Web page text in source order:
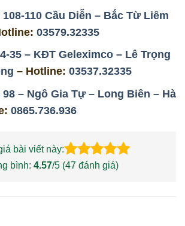
110 Cầu Diễn – Bắc Từ Liêm
03579.32335
35 – KĐT Geleximco – Lê Trọng
– Hotline: 03537.32335
– Ngô Gia Tự – Long Biên – Hà
0865.736.936
bài viết này:
bình: 4.57/5 (47 đánh giá)